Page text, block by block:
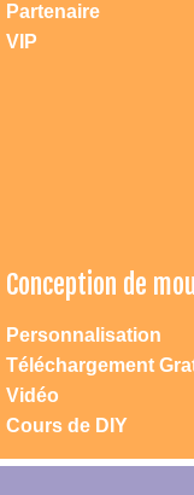
Partenaire
VIP
Conception de
Personnalisation
Téléchargement
Vidéo
Cours de DIY
Atteindre dac jouets
1. Vous pouvez nous
0086 13957871239, notre
2. Vous pouvez entrer